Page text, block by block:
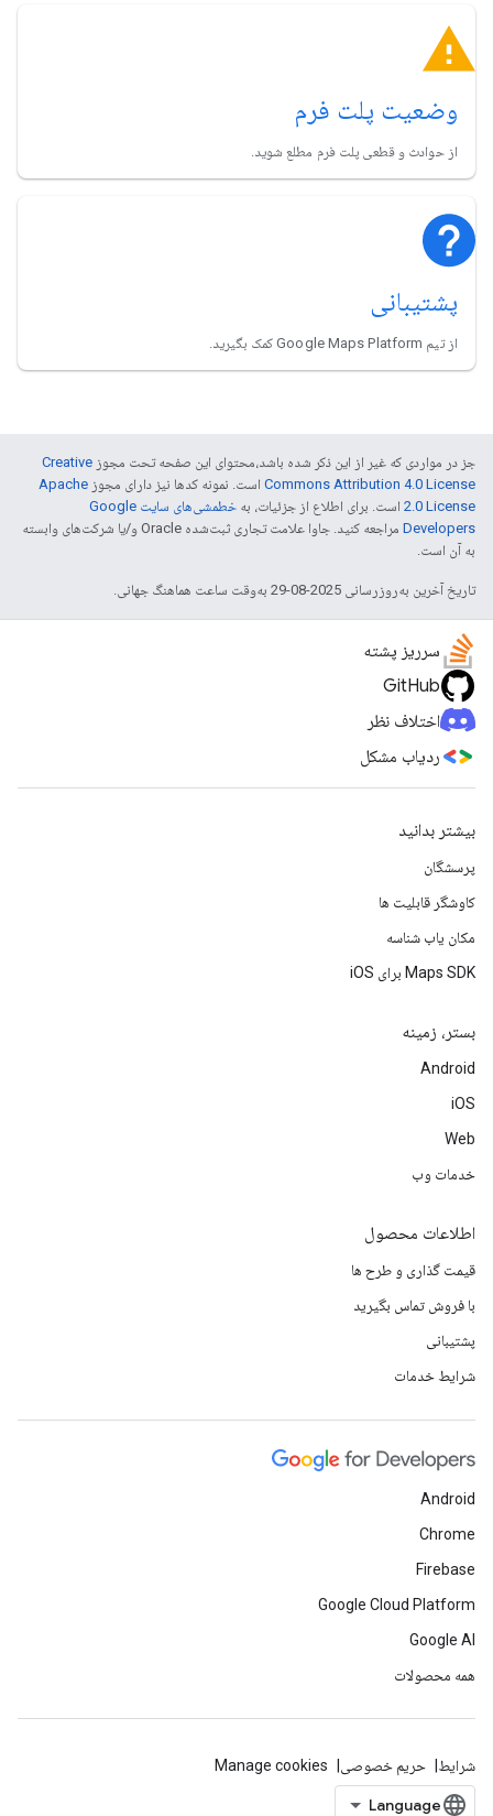
وضعیت پلت فرم
از حوادث و قطعی پلت فرم مطلع شوید.
پشتیبانی
از تیم Google Maps Platform کمک بگیرید.
جز در مواردی که غیر از این ذکر شده باشد،‌محتوای این صفحه تحت مجوز Creative
Commons Attribution 4.0 License است. نمونه کدها نیز دارای مجوز Apache
2.0 License است. برای اطلاع از جزئیات، به
خطمشی‌های سایت Google
Developers‏
مراجعه کنید. جاوا علامت تجاری ثبت‌شده Oracle و/یا شرکت‌های وابسته
به آن است.
تاریخ آخرین به‌روزرسانی 2025-08-29 به‌وقت ساعت هماهنگ جهانی.
سرریز پشته
GitHub
اختلاف نظر
ردیاب مشکل
بیشتر بدانید
پرسشگان
کاوشگر قابلیت ها
مکان یاب شناسه
Maps SDK برای iOS
بستر، زمینه
Android
iOS
Web
خدمات وب
اطلاعات محصول
قیمت گذاری و طرح ها
با فروش تماس بگیرید
پشتیبانی
شرایط خدمات
Android
Chrome
Firebase
Google Cloud Platform
Google AI
همه محصولات
شرایط حریم خصوصی Manage cookies